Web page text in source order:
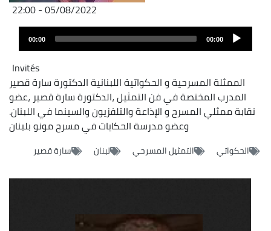
05/08/2022 - 22:00
00:00
00:00
Invités
الممثلة المسرحية و الحكواتية اللبنانية الدكتورة سارة قصير
المدرب المختصة في فن التمثيل ،الدكتورة سارة قصير ،عضو
نقابة ممثلي المسرح و الإذاعة والتلفزيون والسينما في اللبنان.
وعضو مدرسة الحكايات في مسرح مونو بلبنان
الحكواتي التمثيل المسرحي لبنان سارة قصير